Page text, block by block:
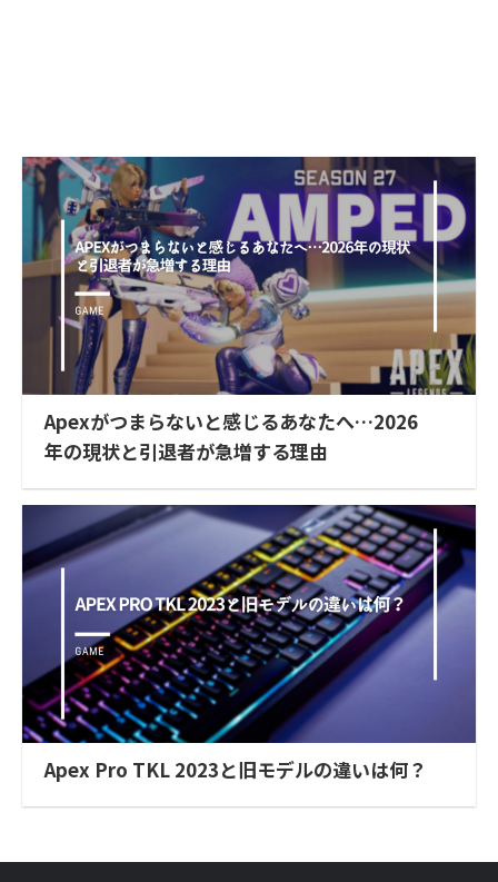
Apexがつまらないと感じるあなたへ…2026
年の現状と引退者が急増する理由
Apex Pro TKL 2023と旧モデルの違いは何？